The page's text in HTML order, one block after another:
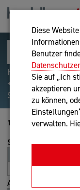
Diese
Benutzer
Sie auf „Ich
akzeptieren
zu können,
verwalten.
Hilfreiche
+webshop, Begriff
Suchbegriff:
1-20 von 8471
Sortierung
A-Z
Ansicht